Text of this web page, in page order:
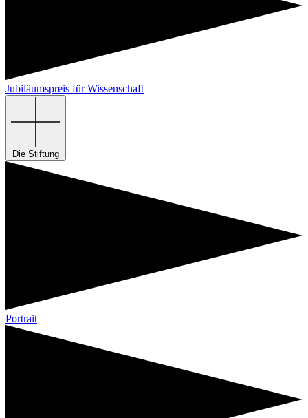
Jubiläumspreis für Wissenschaft
Die Stiftung
Portrait